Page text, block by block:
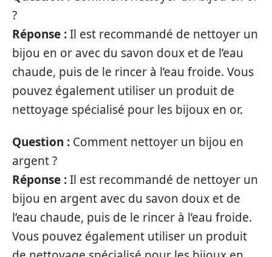
?
Réponse :Il est recommandé de nettoyer un
bijou en or avec du savon doux et de l’eau
chaude, puis de le rincer à l’eau froide. Vous
pouvez également utiliser un produit de
nettoyage spécialisé pour les bijoux en or.
Question : Comment nettoyer un bijou en
argent ?
Réponse :Il est recommandé de nettoyer un
bijou en argent avec du savon doux et de
l’eau chaude, puis de le rincer à l’eau froide.
Vous pouvez également utiliser un produit